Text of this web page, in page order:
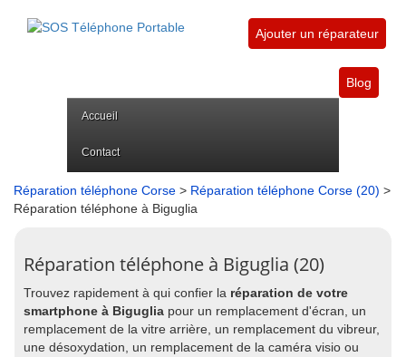
Ajouter un réparateur
Blog
Accueil
Contact
Réparation téléphone Corse > Réparation téléphone Corse (20) >
Réparation téléphone à Biguglia
Réparation téléphone à Biguglia (20)
Trouvez rapidement à qui confier la réparation de votre
smartphone à Biguglia pour un remplacement d'écran, un
remplacement de la vitre arrière, un remplacement du vibreur,
une désoxydation, un remplacement de la caméra visio ou